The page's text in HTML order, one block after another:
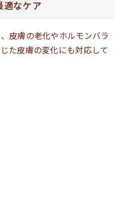
適なケア
皮膚の老化やホルモンバラ
た皮膚の変化にも対応して